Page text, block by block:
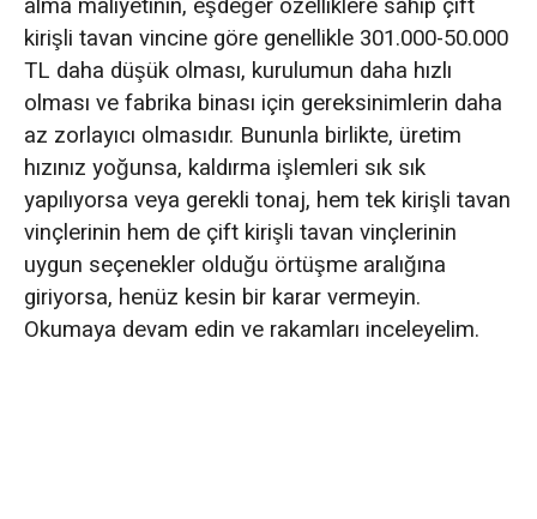
Tavan vinci toplam sahip olma maliyeti
(TCO), ne satın almanız gerektiğine karar
verir.
I Kiriş mi, Kutu Kiriş mi: Vinç Kararınızda
Kiriş Tipinin Anlamı Ne?
Yanlış Seçim Yaptığınızda Ne Olur: 5 Seçim
Hatası
Hata 1: Sadece tonaja odaklanıp, görev sınıfını
kirişli tavan vincine göre genellikle 301.000-50.000
TL daha düşük olması, kurulumun daha hızlı
olması ve fabrika binası için gereksinimlerin daha
az zorlayıcı olmasıdır. Bununla birlikte, üretim
hızınız yoğunsa, kaldırma işlemleri sık sık
yapılıyorsa veya gerekli tonaj, hem tek kirişli tavan
vinçlerinin hem de çift kirişli tavan vinçlerinin
uygun seçenekler olduğu örtüşme aralığına
giriyorsa, henüz kesin bir karar vermeyin.
Okumaya devam edin ve rakamları inceleyelim.